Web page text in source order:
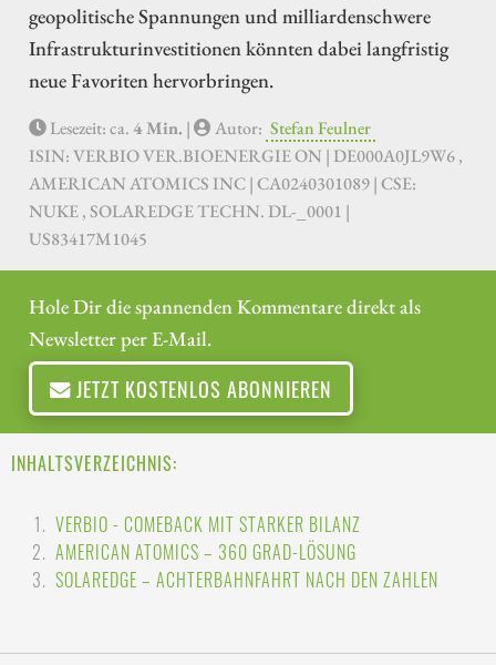
geopolitische Spannungen und milliardenschwere
Infrastrukturinvestitionen könnten dabei langfristig
neue Favoriten hervorbringen.
Lesezeit: ca.4 Min. | Autor: Stefan Feulner
ISIN: VERBIO VER.BIOENERGIE ON | DE000A0JL9W6 ,
AMERICAN ATOMICS INC | CA0240301089 | CSE:
NUKE , SOLAREDGE TECHN. DL-_0001 |
US83417M1045
Hole Dir die spannenden Kommentare direkt als
Newsletter per E-Mail.
JETZT KOSTENLOS ABONNIEREN
INHALTSVERZEICHNIS:
VERBIO - COMEBACK MIT STARKER BILANZ
AMERICAN ATOMICS – 360 GRAD-LÖSUNG
SOLAREDGE – ACHTERBAHNFAHRT NACH DEN ZAHLEN